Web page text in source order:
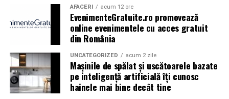
Mai multe detalii, imagini de la filmări, fragmente din
film, declarații din partea actorilor și informații despre
concursuri sunt disponibile pe paginile social media ale
filmului deFacebook,Instagram,TikTok
Adrian Pădurețu semnează imaginea filmului. De sunet
s-a ocupat Bogdan Ivanovici, de scenografie Anca
AFACERI acum 12 ore
EvenimenteGratuite.ro promovează
online evenimentele cu acces gratuit
din România
UNCATEGORIZED acum 2 zile
Mașinile de spălat și uscătoarele bazate
pe inteligență artificială îți cunosc
hainele mai bine decât tine